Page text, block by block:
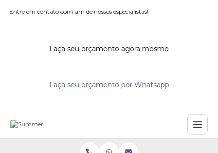
Entre em contato com um de nossos especialistas!
Faça seu orçamento agora mesmo
Faça seu orçamento por Whatsapp